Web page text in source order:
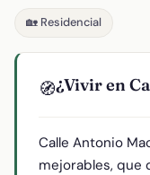
🏡 Residencial
🧭¿Vivir en
Calle Antonio
mejorables, que